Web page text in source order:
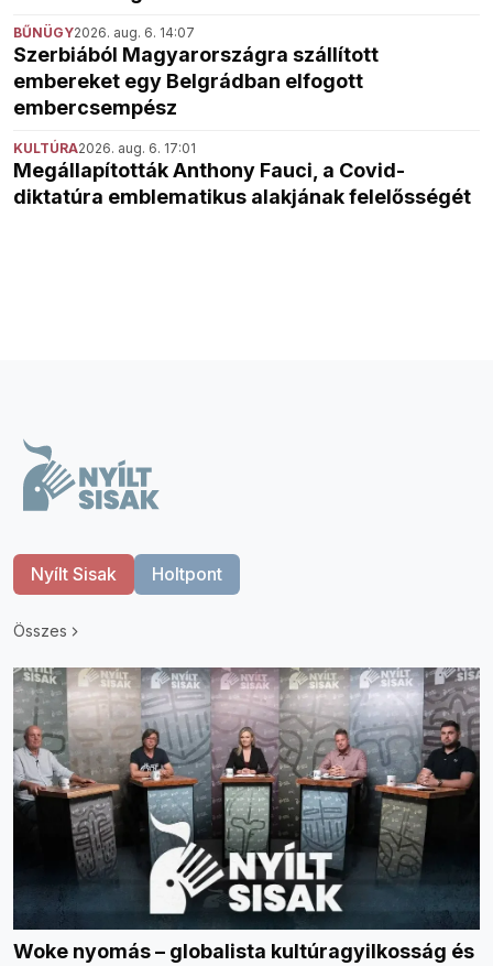
BŰNÜGY2026. aug. 6. 14:07
Szerbiából Magyarországra szállított
embereket egy Belgrádban elfogott
embercsempész
KULTÚRA2026. aug. 6. 17:01
Megállapították Anthony Fauci, a Covid-
diktatúra emblematikus alakjának felelősségét
Nyílt Sisak Holtpont
Összes
Woke nyomás – globalista kultúragyilkosság és